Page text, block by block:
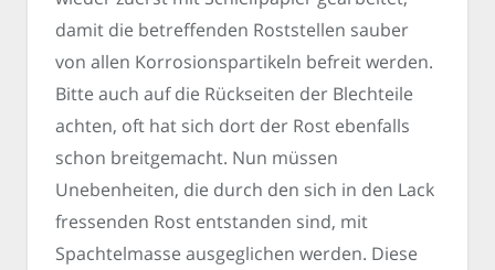
damit die betreffenden Roststellen sauber
von allen Korrosionspartikeln befreit werden.
Bitte auch auf die Rückseiten der Blechteile
achten, oft hat sich dort der Rost ebenfalls
schon breitgemacht. Nun müssen
Unebenheiten, die durch den sich in den Lack
fressenden Rost entstanden sind, mit
Spachtelmasse ausgeglichen werden. Diese